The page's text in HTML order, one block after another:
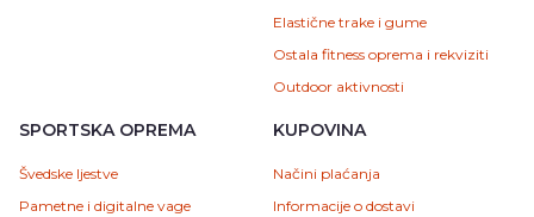
Elastične trake i gume
Ostala fitness oprema i rekviziti
Outdoor aktivnosti
SPORTSKA OPREMA
Švedske ljestve
Pametne i digitalne vage
KUPOVINA
Načini plaćanja
Informacije o dostavi